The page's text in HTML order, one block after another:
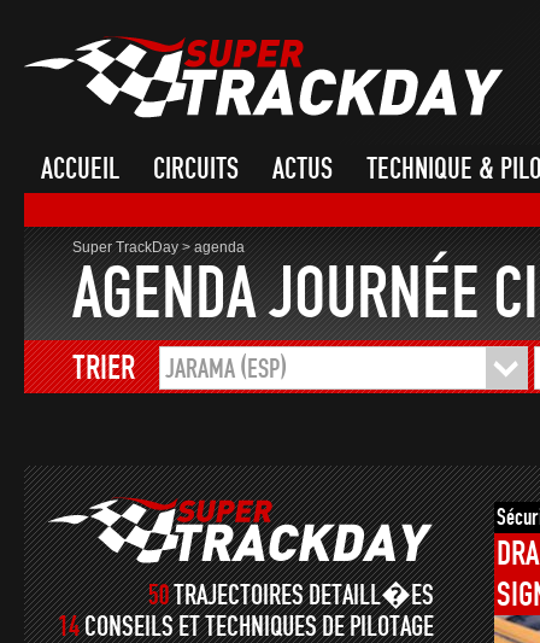
ACCUEIL CIRCUITS ACTUS TECHNIQUE &
Super TrackDay>agenda
AGENDA JOURNÉE
TRIER JARAMA (ESP)
50TRAJECTOIRES DETAILL�ES
14CONSEILS ET TECHNIQUES DE PILOTAGE